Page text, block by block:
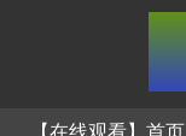
【在线观看】首页